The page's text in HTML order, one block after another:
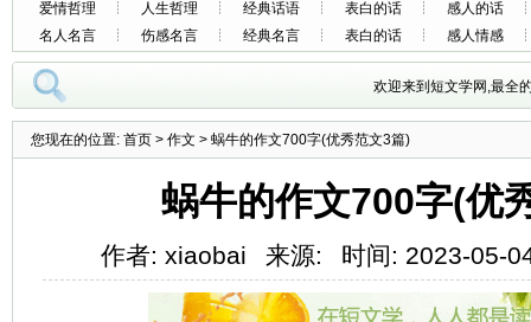
爱情哲理 人生哲理 经典话语 表白的话
感人的话
名人名言
伤感名言 经典名言 表白的话 感人情感
欢迎来到短文学网,最全
您现在的位置: 首页 > 作文 > 蜗牛的作文700字(优秀范文3篇)
蜗牛的作文700字(优
作者: xiaobai 来源: 时间: 2023-05-